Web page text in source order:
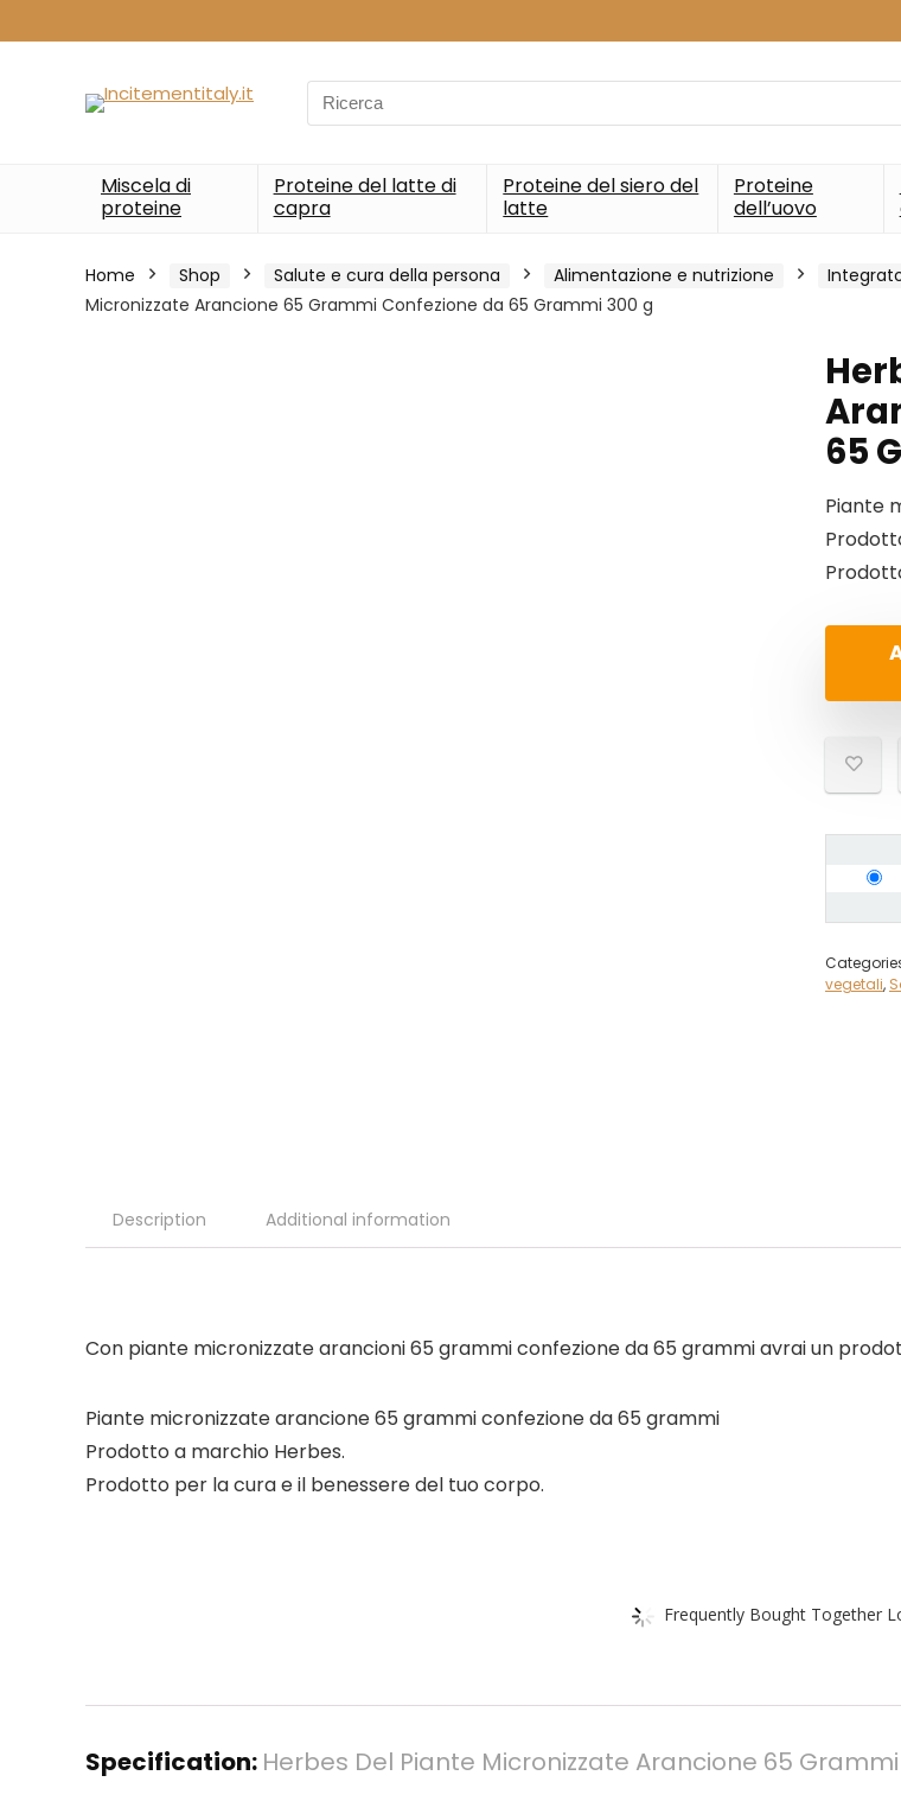
Search
for:
Miscela di
proteine
Proteine del latte di
capra
Proteine del siero del
latte
Proteine
dell’uovo
Home Shop Salute e cura della persona Alimentazione e nutrizione
Micronizzate Arancione 65 Grammi Confezione da 65 Grammi 300 g
65
Piante
vegetali,
Description Additional information
Con piante micronizzate arancioni 65 grammi confezione da 65 grammi avrai un
Piante micronizzate arancione 65 grammi confezione da 65 grammi
Prodotto a marchio Herbes.
Prodotto per la cura e il benessere del tuo corpo.
Frequently Bought Together
Specification: Herbes Del Piante Micronizzate Arancione 65